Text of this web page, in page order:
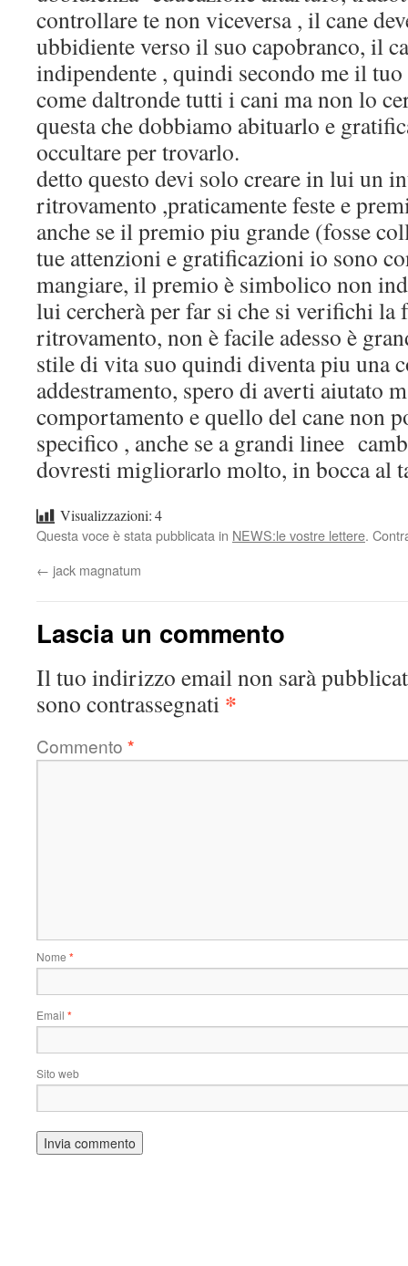
controllare te non viceversa , il cane
ubbidiente verso il suo capobranco, il
indipendente , quindi secondo me il
come daltronde tutti i cani ma non lo
questa che dobbiamo abituarlo e
occultare per trovarlo.
detto questo devi solo creare in lui un
ritrovamento ,praticamente feste e
anche se il premio piu grande (fosse
tue attenzioni e gratificazioni io sono
mangiare, il premio è simbolico non
lui cercherà per far si che si verifichi la
ritrovamento, non è facile adesso è
stile di vita suo quindi diventa piu una
addestramento, spero di averti aiutato
comportamento e quello del cane non
specifico , anche se a grandi linee
dovresti migliorarlo molto, in bocca al
Visualizzazioni:4
Questa voce è stata pubblicata in NEWS:le vostre lettere.
← jack magnatum
Lascia un commento
Il tuo indirizzo email non sarà
sono contrassegnati *
Commento *
Nome *
Email *
Sito web